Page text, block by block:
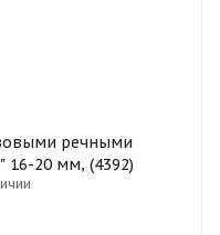
речными
20 мм, (4392)